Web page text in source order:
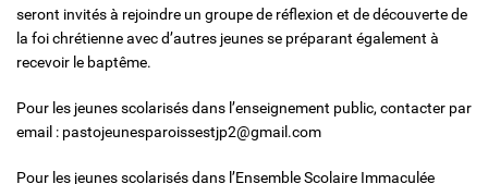
seront invités à rejoindre un groupe de réflexion et de découverte de
la foi chrétienne avec d’autres jeunes se préparant également à
recevoir le baptême.
Pour les jeunes scolarisés dans l’enseignement public, contacter par
email : pastojeunesparoissestjp2@gmail.com
Pour les jeunes scolarisés dans l’Ensemble Scolaire Immaculée